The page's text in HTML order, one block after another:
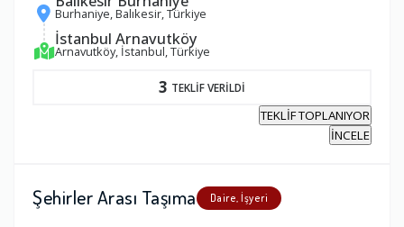
Burhaniye, Balıkesir, Türkiye
İstanbul Arnavutköy
Arnavutköy, İstanbul, Türkiye
3 TEKLİF VERİLDİ
TEKLİF TOPLANIYOR
İNCELE
Şehirler Arası Taşıma Daire, İşyeri